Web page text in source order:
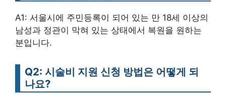
A1: 서울시에 주민등록이 되어 있는 만 18세 이상의
남성과 정관이 막혀 있는 상태에서 복원을 원하는
분입니다.
Q2: 시술비 지원 신청 방법은 어떻게 되
나요?